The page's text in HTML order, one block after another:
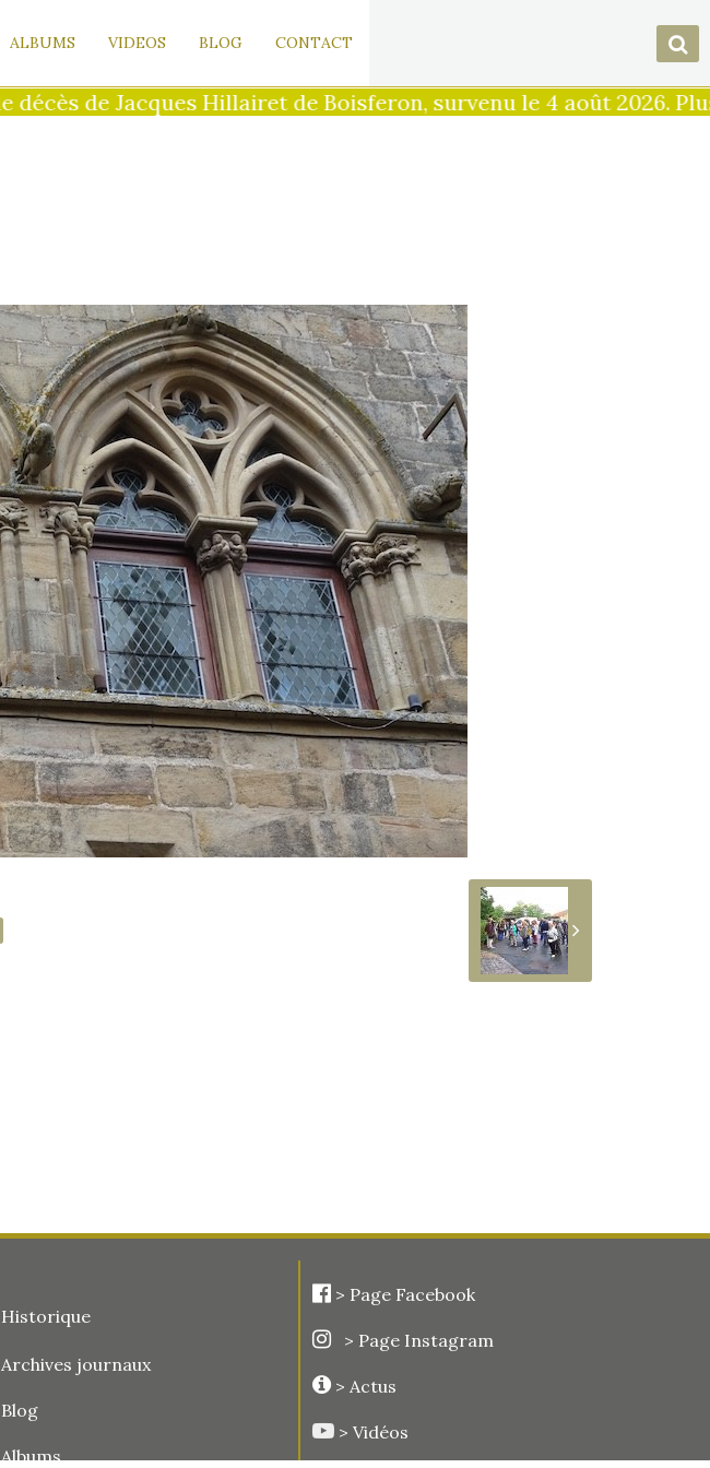
de Jacques Hillairet de Boisferon, survenu le 4 août 2026. Plus
ALBUMS VIDEOS BLOG CONTACT
Historique
Archives journaux
> Page Facebook
> Page Instagram
> Actus
> Vidéos